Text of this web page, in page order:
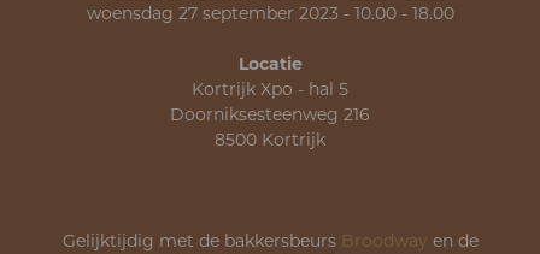
woensdag 27 september 2023 - 10.00 - 18.00
Locatie
Kortrijk Xpo - hal 5
Doorniksesteenweg 216
8500 Kortrijk
Gelijktijdig met de bakkersbeurs Broodway en de